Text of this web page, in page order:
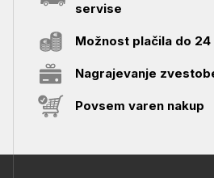
servise
Možnost plačila do
Nagrajevanje
Povsem varen nakup